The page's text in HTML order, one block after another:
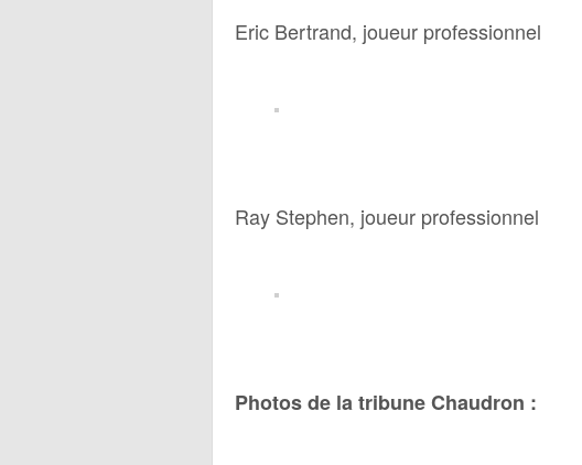
Eric Bertrand, joueur professionnel
Ray Stephen, joueur professionnel
Photos de la tribune Chaudron :